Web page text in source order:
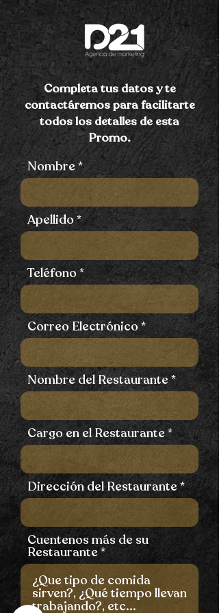
Completa tus datos y te
contactáremos para facilitarte
todos los detalles de esta
Promo.
Nombre
Apellido
Teléfono
Correo Electrónico
Nombre del Restaurante
Cargo en el Restaurante
Dirección del Restaurante
Cuentenos más de su
Restaurante